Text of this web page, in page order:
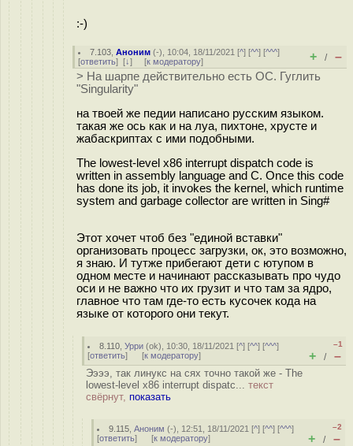
:-)
7.103 ,Аноним (-), 10:04, 18/11/2021 [^] [^^] [^^^]
[ответить] [↓] [к модератору] + / –
> На шарпе действительно есть ОС. Гуглить
"Singularity"
на твоей же педии написано русским языком.
такая же ось как и на луа, пихтоне, хрусте и
жабаскриптах с ими подобными.
The lowest-level x86 interrupt dispatch code is
written in assembly language and C. Once this code
has done its job, it invokes the kernel, which runtime
system and garbage collector are written in Sing#
Этот хочет чтоб без "единой вставки"
организовать процесс загрузки, ок, это возможно,
я знаю. И тутже прибегают дети с ютупом в
одном месте и начинают рассказывать про чудо
оси и не важно что их грузит и что там за ядро,
главное что там где-то есть кусочек кода на
языке от которого они текут.
8.110 ,Урри (ok), 10:30, 18/11/2021 [^] [^^] [^^^]
[ответить] [к модератору]
–1
+ / –
Ээээ, так линукс на сях точно такой же - The
lowest-level x86 interrupt dispatc... текст
свёрнут, показать
9.115 ,Аноним (-), 12:51, 18/11/2021 [^] [^^] [^^^]
[ответить] [к модератору]
–2
+ / –